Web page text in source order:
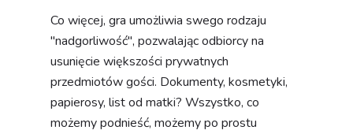
Co więcej, gra umożliwia swego rodzaju
"nadgorliwość", pozwalając odbiorcy na
usunięcie większości prywatnych
przedmiotów gości. Dokumenty, kosmetyki,
papierosy, list od matki? Wszystko, co
możemy podnieść, możemy po prostu